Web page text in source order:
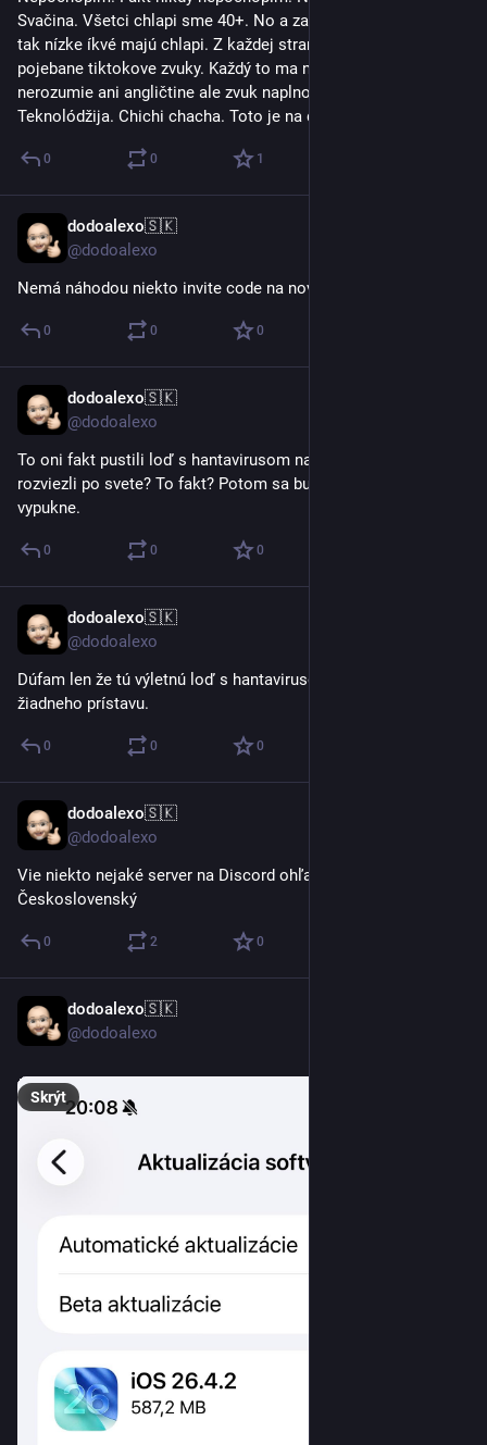
Svačina. Všetci chlapi sme 40+. No a začalo tiktok štúdio. To
tak nízke íkvé majú chlapi. Z každej strany sa prekrikujú tie
pojebane tiktokove zvuky. Každý to ma nahlas. Nikto z nich
nerozumie ani angličtine ale zvuk naplno. Ó nou nou nou.
Teknolódžija. Chichi chacha. Toto je na diazepam.
0 0 1
dodoalexo🇸🇰
@dodoalexo
Nemá náhodou niekto invite code na novú socku W?
0 0 0
dodoalexo🇸🇰
@dodoalexo
To oni fakt pustili loď s hantavirusom na pevninu? A ľudí z nej
rozviezli po svete? To fakt? Potom sa budú čudovať keď to
vypukne.
0 0 0
dodoalexo🇸🇰
@dodoalexo
Dúfam len že tú výletnú loď s hantavirusom nepustia do
žiadneho prístavu.
0 0 0
dodoalexo🇸🇰
@dodoalexo
Vie niekto nejaké server na Discord ohľadom aút Tesla ?
Československý
0 2 0
dodoalexo🇸🇰
@dodoalexo
Skrýt